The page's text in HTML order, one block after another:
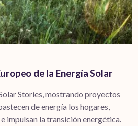
de la Energía Solar
Stories, mostrando proyectos
de energía los hogares,
impulsan la transición energética.